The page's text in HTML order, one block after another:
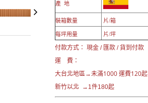
產 地
裝箱數量 片/箱
每坪用量 片/坪
付款方式： 現金 / 匯款 / 貨到付款
運 費：
大台北地區→未滿1000 運費120起
新竹以北 →1件180起